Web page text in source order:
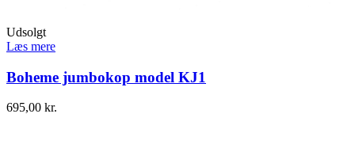
Udsolgt
Læs mere
Boheme jumbokop model KJ1
695,00 kr.